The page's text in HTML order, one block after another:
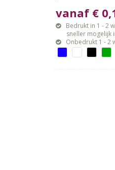
vanaf €
Bedrukt in 1 - 2
sneller mogelijk
Onbedrukt 1 - 2